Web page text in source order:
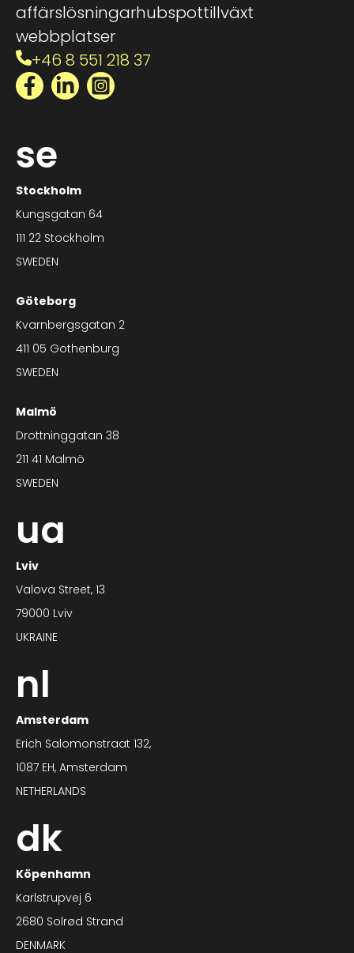
affärslösningarhubspottillväxt
webbplatser
+46 8 551 218 37
Facebook
LinkedInInstagram
se
Stockholm
Kungsgatan 64
111 22 Stockholm
SWEDEN
Göteborg
Kvarnbergsgatan 2
411 05 Gothenburg
SWEDEN
Malmö
Drottninggatan 38
211 41 Malmö
SWEDEN
ua
Lviv
Valova Street, 13
79000 Lviv
UKRAINE
nl
Amsterdam
Erich Salomonstraat 132,
1087 EH, Amsterdam
NETHERLANDS
dk
Köpenhamn
Karlstrupvej 6
2680 Solrød Strand
DENMARK